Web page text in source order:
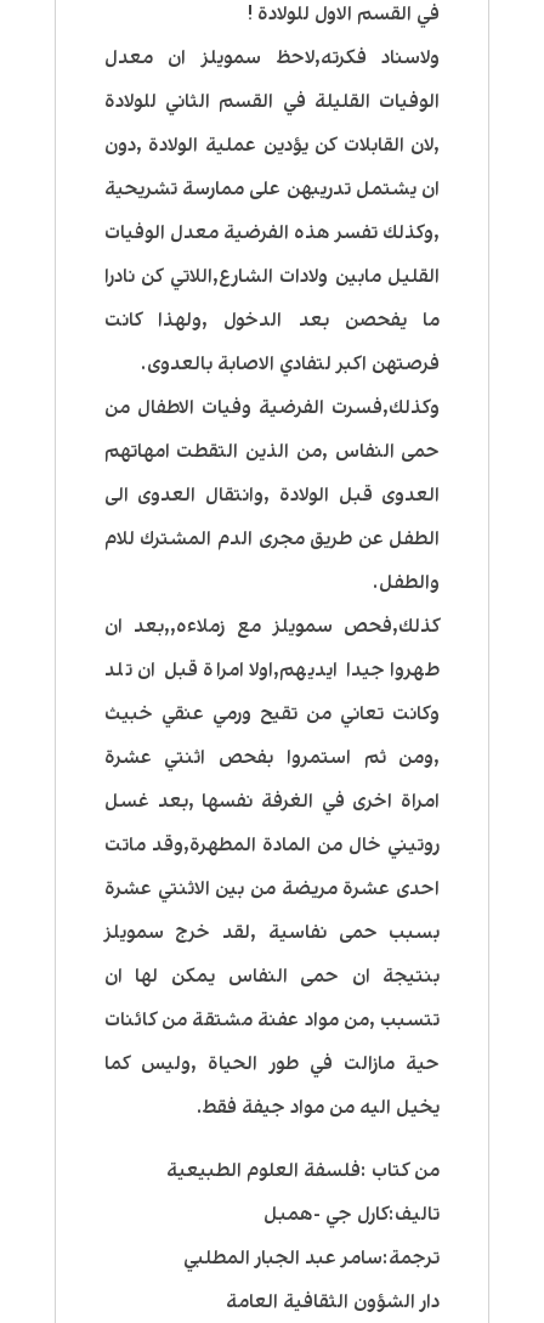
في القسم الاول للولادة !
ولاسناد فكرته,لاحظ سمويلز ان معدل
الوفيات القليلة في القسم الثاني للولادة
,لان القابلات كن يؤدين عملية الولادة ,دون
ان يشتمل تدريبهن على ممارسة تشريحية
,وكذلك تفسر هذه الفرضية معدل الوفيات
القليل مابين ولادات الشارع,اللاتي كن نادرا
ما يفحصن بعد الدخول ,ولهذا كانت
فرصتهن اكبر لتفادي الاصابة بالعدوى.
وكذلك,فسرت الفرضية وفيات الاطفال من
حمى النفاس ,من الذين التقطت امهاتهم
العدوى قبل الولادة ,وانتقال العدوى الى
الطفل عن طريق مجرى الدم المشترك للام
والطفل.
كذلك,فحص سمويلز مع زملاءه,,بعد ان
طهروا جيدا ايديهم,اولا امراة قبل ان تلد
وكانت تعاني من تقيح ورمي عنقي خبيث
,ومن ثم استمروا بفحص اثنتي عشرة
امراة اخرى في الغرفة نفسها ,بعد غسل
روتيني خال من المادة المطهرة,وقد ماتت
احدى عشرة مريضة من بين الاثنتي عشرة
بسبب حمى نفاسية ,لقد خرج سمويلز
بنتيجة ان حمى النفاس يمكن لها ان
تتسبب ,من مواد عفنة مشتقة من كائنات
حية مازالت في طور الحياة ,وليس كما
يخيل اليه من مواد جيفة فقط.
من كتاب :فلسفة العلوم الطبيعية
تاليف:كارل جي -همبل
ترجمة:سامر عبد الجبار المطلبي
دار الشؤون الثقافية العامة